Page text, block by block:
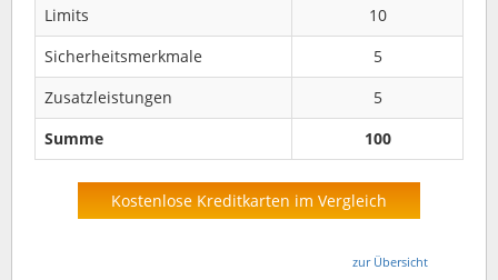
Limits
10
Sicherheitsmerkmale
5
Zusatzleistungen
5
Summe
100
Kostenlose Kreditkarten im Vergleich
zur Übersicht